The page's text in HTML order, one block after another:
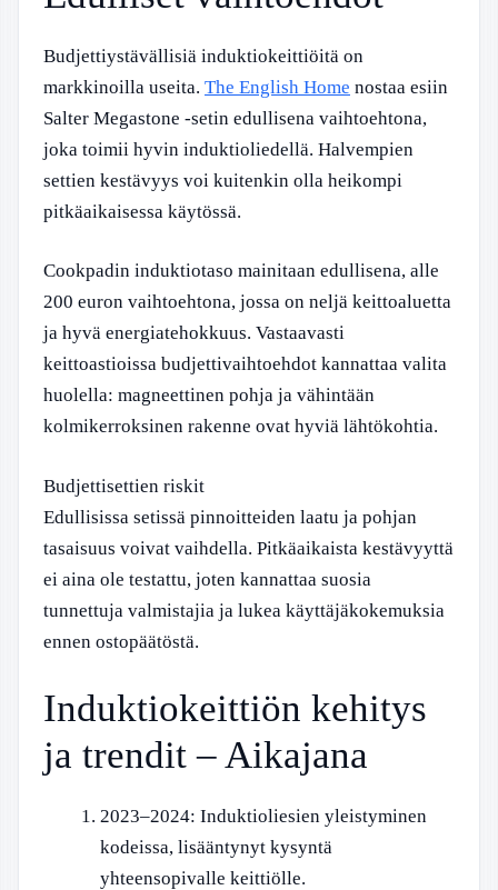
Budjettiystävällisiä induktiokeittiöitä on
markkinoilla useita. The English Home nostaa esiin
Salter Megastone -setin edullisena vaihtoehtona,
joka toimii hyvin induktioliedellä. Halvempien
settien kestävyys voi kuitenkin olla heikompi
pitkäaikaisessa käytössä.
Cookpadin induktiotaso mainitaan edullisena, alle
200 euron vaihtoehtona, jossa on neljä keittoaluetta
ja hyvä energiatehokkuus. Vastaavasti
keittoastioissa budjettivaihtoehdot kannattaa valita
huolella: magneettinen pohja ja vähintään
kolmikerroksinen rakenne ovat hyviä lähtökohtia.
Budjettisettien riskit
Edullisissa setissä pinnoitteiden laatu ja pohjan
tasaisuus voivat vaihdella. Pitkäaikaista kestävyyttä
ei aina ole testattu, joten kannattaa suosia
tunnettuja valmistajia ja lukea käyttäjäkokemuksia
ennen ostopäätöstä.
Induktiokeittiön kehitys
ja trendit – Aikajana
2023–2024: Induktioliesien yleistyminen
kodeissa, lisääntynyt kysyntä
yhteensopivalle keittiölle.